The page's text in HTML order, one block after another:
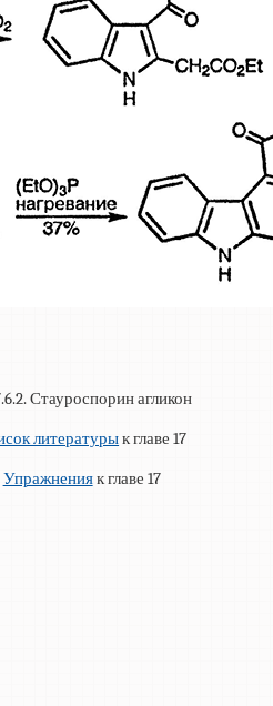
Стауроспорин агликон
литературык главе 17
Упражненияк главе 17